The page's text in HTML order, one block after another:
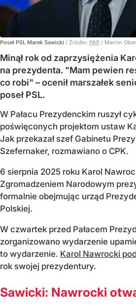
Poseł PSL Marek Sawicki / Źródło: PAP / Marcin
Minął rok od zaprzysiężenia
na prezydenta. "Mam pewien
co robi" – ocenił marszałek
poseł PSL.
W Pałacu Prezydenckim ruszył
poświęconych projektom ustaw
Jak przekazał szef Gabinetu
Szefernaker, rozmawiano o CPK.
6 sierpnia 2025 roku Karol
Zgromadzeniem Narodowym
formalnie obejmując urząd
Polskiej.
W czwartek przed Pałacem
zorganizowano wydarzenie
to wydarzenie. Karol Nawrocki
rok swojej prezydentury.
Sawicki: Nawrocki